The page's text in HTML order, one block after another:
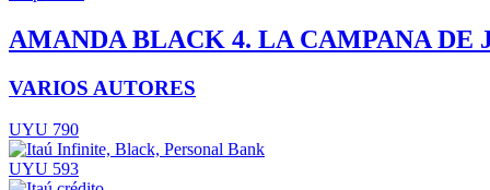
AMANDA BLACK 4. LA CAMPANA DE
VARIOS AUTORES
UYU 790
UYU 593